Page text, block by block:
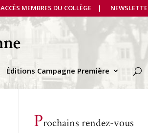
ACCÈS MEMBRES DU COLLÈGE
Éditions Campagne Première
Prochains rendez-vous